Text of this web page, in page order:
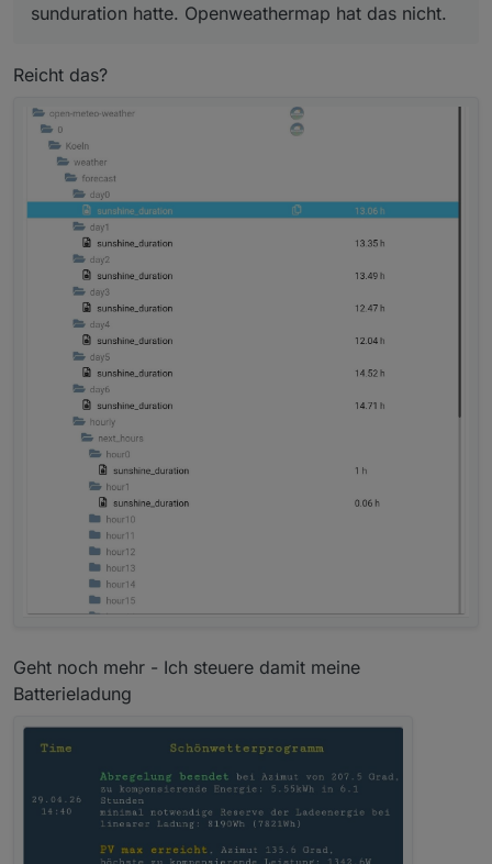
sunduration hatte. Openweathermap hat das nicht.
Reicht das?
Geht noch mehr - Ich steuere damit meine
Batterieladung